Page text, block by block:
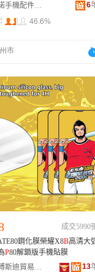
廣州維諾手機配件商行
6
46.6%
市
成交5990
鋼化膜榮耀X8B高清大
P80解鎖版手機貼膜
深圳市博斯迪貿易有限公司
13